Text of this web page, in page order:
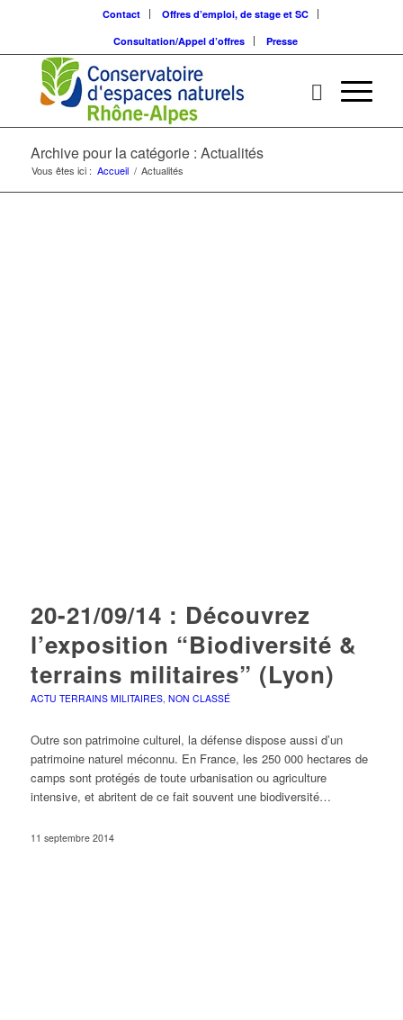
Contact
Offres d’emploi, de stage et SC
Consultation/Appel d’offres
Presse
Archive pour la catégorie : Actualités
Vous êtes ici : Accueil / Actualités
20-21/09/14 : Découvrez
l’exposition “Biodiversité &
terrains militaires” (Lyon)
ACTU TERRAINS MILITAIRES, NON CLASSÉ
Outre son patrimoine culturel, la défense dispose aussi d’un
patrimoine naturel méconnu. En France, les 250 000 hectares de
camps sont protégés de toute urbanisation ou agriculture
intensive, et abritent de ce fait souvent une biodiversité…
11 septembre 2014